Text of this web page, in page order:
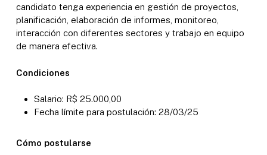
candidato tenga experiencia en gestión de proyectos,
planificación, elaboración de informes, monitoreo,
interacción con diferentes sectores y trabajo en equipo
de manera efectiva.
Condiciones
Salario: R$ 25.000,00
Fecha límite para postulación: 28/03/25
Cómo postularse